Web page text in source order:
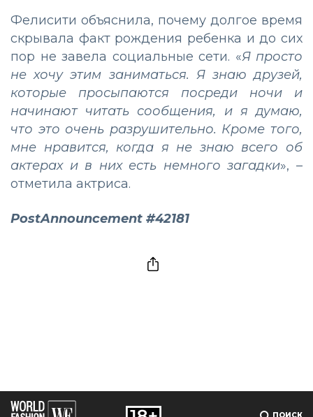
Фелисити объяснила, почему долгое время
скрывала факт рождения ребенка и до сих
пор не завела социальные сети. «Я просто
не хочу этим заниматься. Я знаю друзей,
которые просыпаются посреди ночи и
начинают читать сообщения, и я думаю,
что это очень разрушительно. Кроме того,
мне нравится, когда я не знаю всего об
актерах и в них есть немного загадки», –
отметила актриса.
PostAnnouncement #42181
ПОИСК